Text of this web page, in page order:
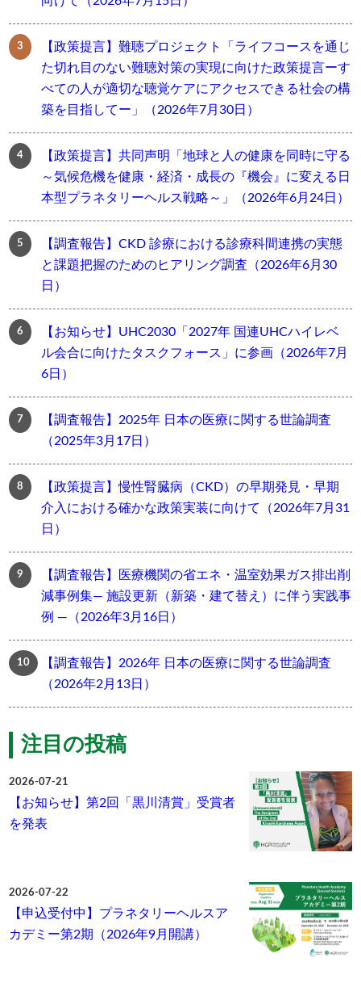
【政策提言】難聴プロジェクト「ライフコースを通じ
た切れ目のない難聴対策の実現に向けた政策提言ーす
べての人が適切な聴覚ケアにアクセスできる社会の構
築を目指してー」（2026年7月30日）
【政策提言】共同声明「地球と人の健康を同時に守る
～気候危機を健康・経済・成長の『機会』に変える日
本型プラネタリーヘルス戦略～」（2026年6月24日）
【調査報告】CKD 診療における診療科間連携の実態
と課題把握のためのヒアリング調査（2026年6月30
日）
【お知らせ】UHC2030「2027年 国連UHCハイレベ
ル会合に向けたタスクフォース」に参画（2026年7月
6日）
【調査報告】2025年 日本の医療に関する世論調査
（2025年3月17日）
【政策提言】慢性腎臓病（CKD）の早期発見・早期
介入における確かな政策実装に向けて（2026年7月31
日）
【調査報告】医療機関の省エネ・温室効果ガス排出削
減事例集― 施設更新（新築・建て替え）に伴う実践事
例 ―（2026年3月16日）
【調査報告】2026年 日本の医療に関する世論調査
（2026年2月13日）
注目の投稿
2026-07-21
【お知らせ】第2回「黒川清賞」受賞者
を発表
2026-07-22
【申込受付中】プラネタリーヘルスア
カデミー第2期（2026年9月開講）